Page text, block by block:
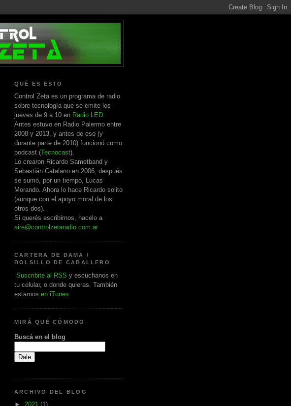
QUÉ ES ESTO
Control Zeta es un programa de radio
sobre tecnología que se emite los
jueves de 9 a 10 en Radio LED.
Antes estuvo en Radio Palermo entre
2008 y 2013, y antes de eso (y
durante parte de 2010) funcionó como
podcast (Tecnocast).
Lo crearon Ricardo Sametband y
Sebastián Catalano en 2006; después
se sumó, por un tiempo, Lucas
Morando. Ahora lo hace Ricardo solito
(aunque con el apoyo moral de los
otros dos).
Si querés escribirnos, hacelo a
aire@controlzetaradio.com.ar
CARTERA DE DAMA /
BOLSILLO DE CABALLERO
Suscribite al RSS y escuchanos en
tu celular, o donde quieras. También
estamos en iTunes
MIRÁ QUÉ CÓMODO
Buscá en el blog
ARCHIVO DEL BLOG
► 2021 (1)